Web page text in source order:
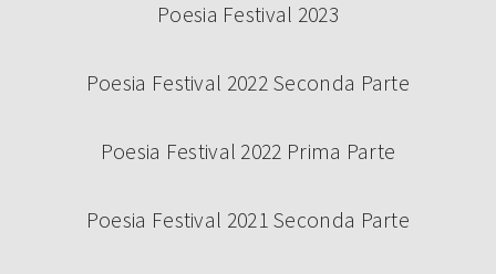
Poesia Festival 2023
Poesia Festival 2022 Seconda Parte
Poesia Festival 2022 Prima Parte
Poesia Festival 2021 Seconda Parte